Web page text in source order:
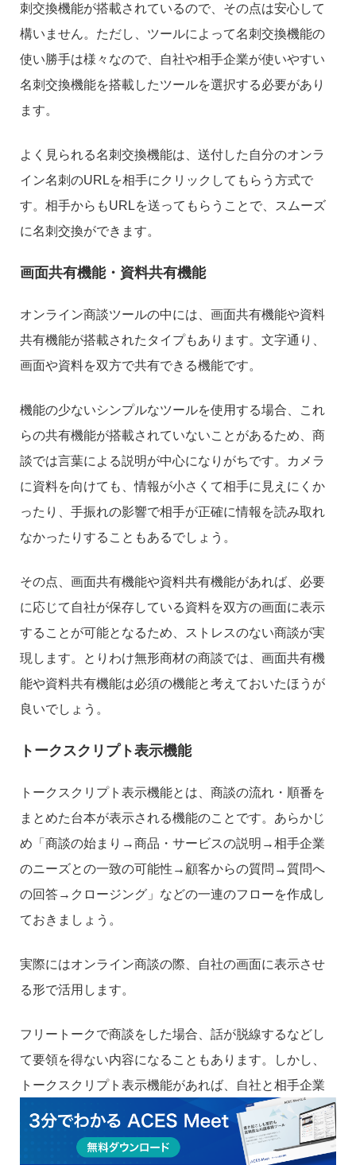
刺交換機能が搭載されているので、その点は安心して
構いません。ただし、ツールによって名刺交換機能の
使い勝手は様々なので、自社や相手企業が使いやすい
名刺交換機能を搭載したツールを選択する必要があり
ます。
よく見られる名刺交換機能は、送付した自分のオンラ
イン名刺のURLを相手にクリックしてもらう方式で
す。相手からもURLを送ってもらうことで、スムーズ
に名刺交換ができます。
画面共有機能・資料共有機能
オンライン商談ツールの中には、画面共有機能や資料
共有機能が搭載されたタイプもあります。文字通り、
画面や資料を双方で共有できる機能です。
機能の少ないシンプルなツールを使用する場合、これ
らの共有機能が搭載されていないことがあるため、商
談では言葉による説明が中心になりがちです。カメラ
に資料を向けても、情報が小さくて相手に見えにくか
ったり、手振れの影響で相手が正確に情報を読み取れ
なかったりすることもあるでしょう。
その点、画面共有機能や資料共有機能があれば、必要
に応じて自社が保存している資料を双方の画面に表示
することが可能となるため、ストレスのない商談が実
現します。とりわけ無形商材の商談では、画面共有機
能や資料共有機能は必須の機能と考えておいたほうが
良いでしょう。
トークスクリプト表示機能
トークスクリプト表示機能とは、商談の流れ・順番を
まとめた台本が表示される機能のことです。あらかじ
め「商談の始まり→商品・サービスの説明→相手企業
のニーズとの一致の可能性→顧客からの質問→質問へ
の回答→クロージング」などの一連のフローを作成し
ておきましょう。
実際にはオンライン商談の際、自社の画面に表示させ
る形で活用します。
フリートークで商談をした場合、話が脱線するなどし
て要領を得ない内容になることもあります。しかし、
トークスクリプト表示機能があれば、自社と相手企業
のどちらにもムダのない商談の流れが実現します。特
に、商談に不慣れな経験の浅い営業パーソンにとって
は、トークスクリプト表示機能が非常に心強い味方に